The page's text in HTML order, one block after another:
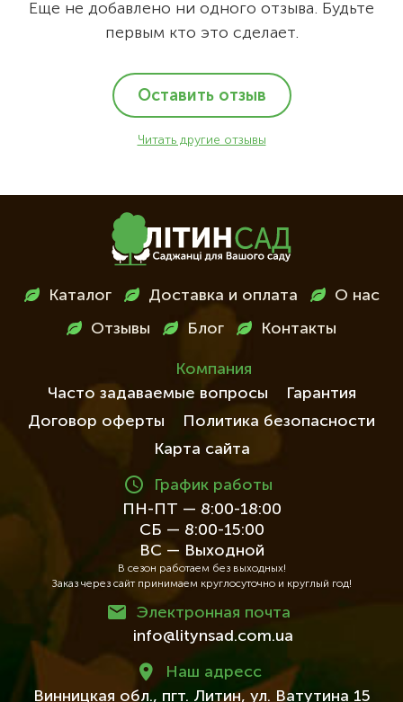
Еще не добавлено ни одного отзыва. Будьте
первым кто это сделает.
Оставить отзыв
Читать другие отзывы
МенюКаталог Доставка и оплата О нас
Отзывы Блог Контакты
Компания
Часто задаваемые вопросы
Гарантия
Договор оферты
Политика безопасности
Карта сайта
График работы
ПН-ПТ — 8:00-18:00
СБ — 8:00-15:00
ВС — Выходной
В сезон работаем без выходных!
Заказ через сайт принимаем круглосуточно и круглый год!
Электронная почта
info@litynsad.com.ua
Наш адресc
Винницкая обл., пгт. Литин, ул. Ватутина 15